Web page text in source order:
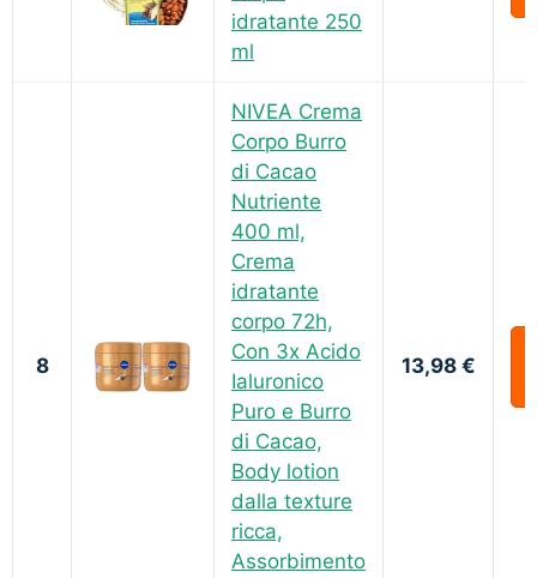
idratante 250
ml
8
NIVEA Crema
Corpo Burro
di Cacao
Nutriente
400 ml,
Crema
idratante
corpo 72h,
Con 3x Acido
Ialuronico
Puro e Burro
di Cacao,
Body lotion
dalla texture
ricca,
Assorbimento
13,98 €